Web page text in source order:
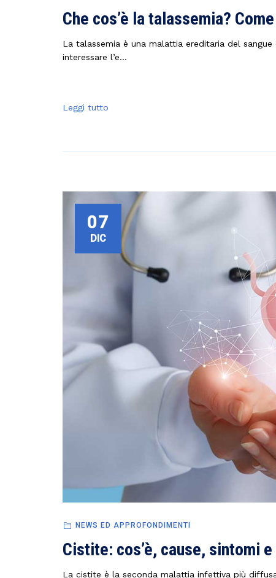
Che cos’è la talassemia?
La talassemia è una malattia ereditaria del
interessare l’e...
Leggi tutto
07
DIC
NEWS ED APPROFONDIMENTI
Cistite: cos’è, cause, sintomi
La cistite è la seconda malattia infettiva più